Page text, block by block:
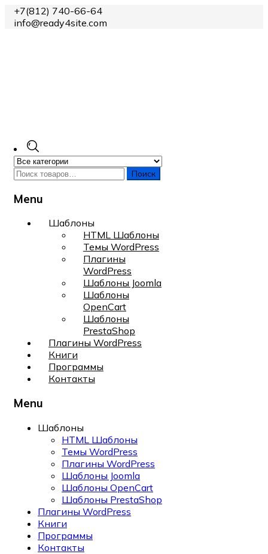
+7(812) 740-66-64
info@ready4site.com
Поиск
Menu
Skip
Шаблоны
HTML Шаблоны
Темы WordPress
Плагины
WordPress
Шаблоны Joomla
Шаблоны
OpenCart
Шаблоны
PrestaShop
Плагины WordPress
Книги
Программы
Контакты
Menu
Шаблоны
HTML Шаблоны
Темы WordPress
Плагины WordPress
Шаблоны Joomla
Шаблоны OpenCart
Шаблоны PrestaShop
Плагины WordPress
Книги
Программы
Контакты